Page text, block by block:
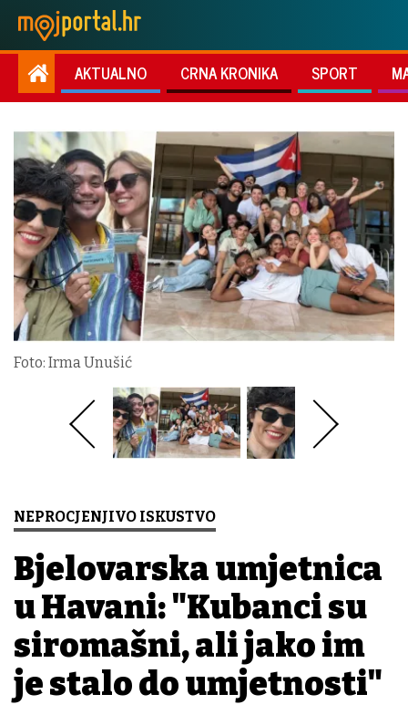
AKTUALNO CRNA KRONIKA SPORT
Foto: Irma Unušić
NEPROCJENJIVO ISKUSTVO
Bjelovarska umjetnica
u Havani: "Kubanci su
siromašni, ali jako im
je stalo do umjetnosti"